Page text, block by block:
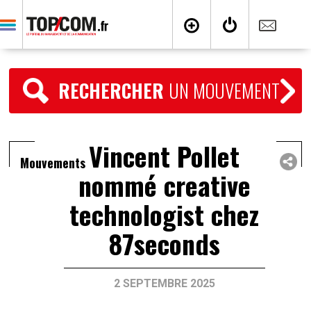
RECHERCHER UN MOUVEMENT
Mouvements Vincent Pollet
nommé creative
technologist chez
87seconds
2 SEPTEMBRE 2025